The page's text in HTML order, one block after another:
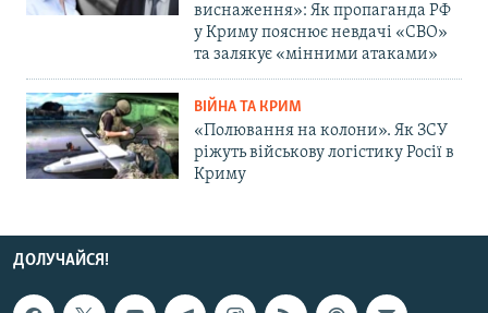
виснаження»: Як пропаганда РФ
у Криму пояснює невдачі «СВО»
та залякує «мінними атаками»
ВІЙНА ТА КРИМ
«Полювання на колони». Як ЗСУ
ріжуть військову логістику Росії в
Криму
ДОЛУЧАЙСЯ!